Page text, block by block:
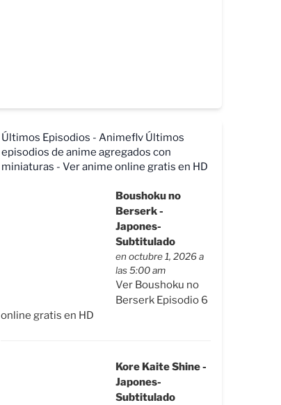
Últimos Episodios - Animeflv Últimos
episodios de anime agregados con
miniaturas - Ver anime online gratis en HD
Boushoku no
Berserk -
Japones-
Subtitulado
en octubre 1, 2026 a
las 5:00 am
Ver Boushoku no
Berserk Episodio 6
online gratis en HD
Kore Kaite Shine -
Japones-
Subtitulado